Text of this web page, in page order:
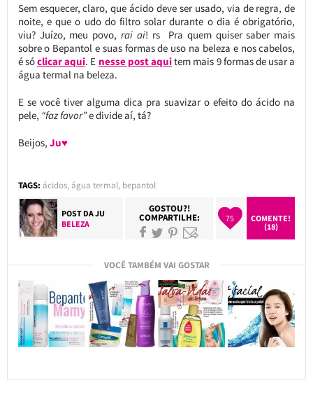
Sem esquecer, claro, que ácido deve ser usado, via de regra, de
noite, e que o udo do filtro solar durante o dia é obrigatório,
viu? Juízo, meu povo,rai ai! rs Pra quem quiser saber mais
sobre o Bepantol e suas formas de uso na beleza e nos cabelos,
é sóclicar aqui. E nesse post aquitem mais 9 formas de usar a
água termal na beleza.
E se você tiver alguma dica pra suavizar o efeito do ácido na
pele, “faz favor”e divide aí, tá?
Beijos, Ju♥
TAGS: ácidos,água termal, bepantol
POST DAJU
BELEZA
GOSTOU?!
COMPARTILHE: 75
COMENTE!
(18)
VOCÊ TAMBÉM VAI GOSTAR